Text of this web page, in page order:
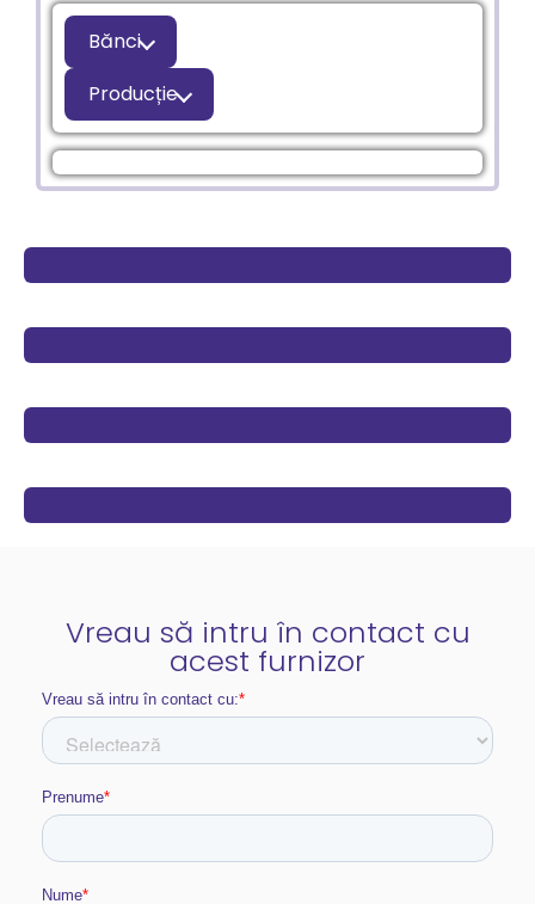
Bănci
Producție
Vreau să intru în contact cu
acest furnizor​